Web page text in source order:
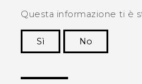
Questa informazione ti è
Sì
No